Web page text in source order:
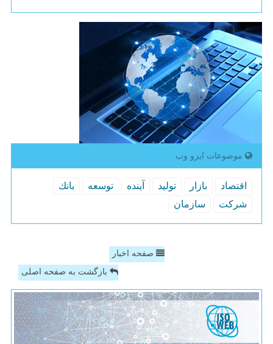
موضوعات ایزو وب
اقتصاد بازار تولید آینده توسعه
بانك
شركت
سازمان
صفحه اخبار
بازگشت به صفحه اصلی